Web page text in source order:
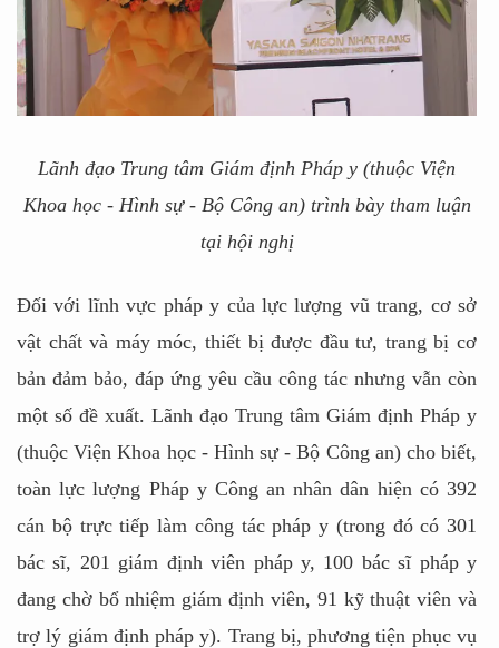
Lãnh đạo Trung tâm Giám định Pháp y (thuộc Viện
Khoa học - Hình sự - Bộ Công an) trình bày tham luận
tại hội nghị
Đối với lĩnh vực pháp y của lực lượng vũ trang, cơ sở
vật chất và máy móc, thiết bị được đầu tư, trang bị cơ
bản đảm bảo, đáp ứng yêu cầu công tác nhưng vẫn còn
một số đề xuất. Lãnh đạo Trung tâm Giám định Pháp y
(thuộc Viện Khoa học - Hình sự - Bộ Công an) cho biết,
toàn lực lượng Pháp y Công an nhân dân hiện có 392
cán bộ trực tiếp làm công tác pháp y (trong đó có 301
bác sĩ, 201 giám định viên pháp y, 100 bác sĩ pháp y
đang chờ bổ nhiệm giám định viên, 91 kỹ thuật viên và
trợ lý giám định pháp y). Trang bị, phương tiện phục vụ